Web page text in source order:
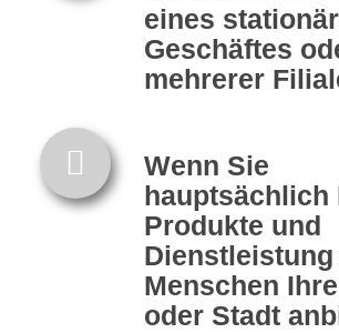
eines
Geschäftes
mehrerer
Wenn Sie
hauptsächlich
Produkte und
Dienstleistung
Menschen
oder Stadt